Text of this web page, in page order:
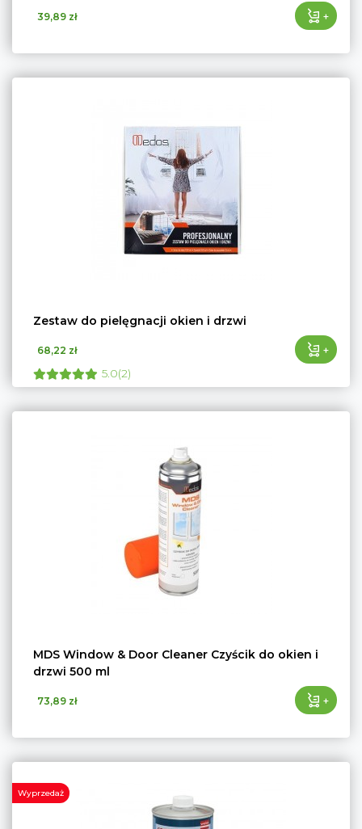
39,89 zł +
Zestaw do pielęgnacji okien i drzwi
68,22 zł +
5.0(2)
MDS Window & Door Cleaner Czyścik do okien i
drzwi 500 ml
73,89 zł +
Wyprzedaż